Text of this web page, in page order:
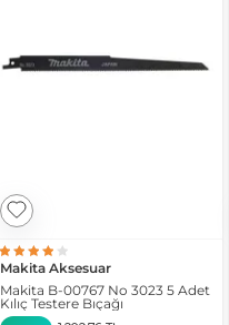
Makita Aksesuar
Makita B-00767 No 3023 5 Adet
Kılıç Testere Bıçağı